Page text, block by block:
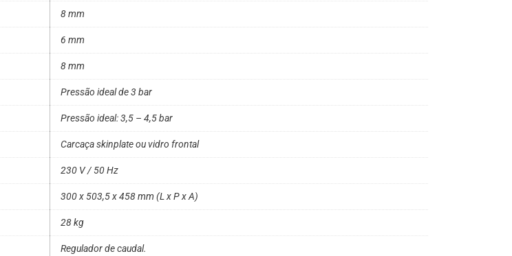
8 mm
6 mm
8 mm
Pressão ideal de 3 bar
Pressão ideal: 3,5 – 4,5 bar
Carcaça skinplate ou vidro frontal
230 V / 50 Hz
300 x 503,5 x 458 mm (L x P x A)
28 kg
Regulador de caudal.